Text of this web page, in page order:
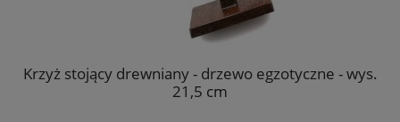
Krzyż stojący drewniany - drzewo egzotyczne - wys.
21,5 cm